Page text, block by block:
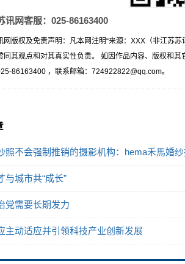
讯网客服：025-86163400
网版权及免责声明：凡本网注明“来源：XXX（非江苏
同其观点和对其真实性负责。 如因作品内容、版权和
86163400 ，联系邮箱：724922822@qq.com。
照不会强制推销的摄影机构：hema禾馬婚
与城市共“成长”
党需要长期发力
主动适应并引领科技产业创新发展